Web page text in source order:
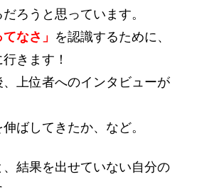
ろうと思っています。
なさ」 を認識するために、
きます！
上位者へのインタビューが
ばしてきたか、など。
結果を出せていない自分の